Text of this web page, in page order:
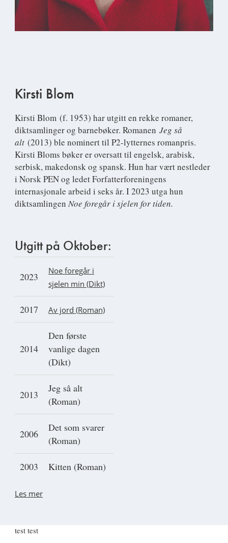
Kirsti Blom
Kirsti Blom (f. 1953) har utgitt en rekke romaner,
diktsamlinger og barnebøker. Romanen Jeg så
alt (2013) ble nominert til P2-lytternes romanpris.
Kirsti Bloms bøker er oversatt til engelsk, arabisk,
serbisk, makedonsk og spansk. Hun har vært nestleder
i Norsk PEN og ledet Forfatterforeningens
internasjonale arbeid i seks år. I 2023 utga hun
diktsamlingen Noe foregår i sjelen for tiden.
Utgitt på Oktober:
2023
Noe foregår i
sjelen min (Dikt)
2017 Av jord (Roman)
2014
Den første
vanlige dagen
(Dikt)
2013
Jeg så alt
(Roman)
2006
Det som svarer
(Roman)
2003 Kitten (Roman)
Les mer
test test